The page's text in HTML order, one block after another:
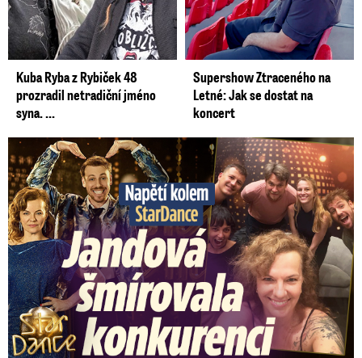
Kuba Ryba z Rybiček 48
prozradil netradiční jméno
syna. ...
Supershow Ztraceného na
Letné: Jak se dostat na
koncert
Napětí kolem StarDance: Jandová šmírovala konkurenci